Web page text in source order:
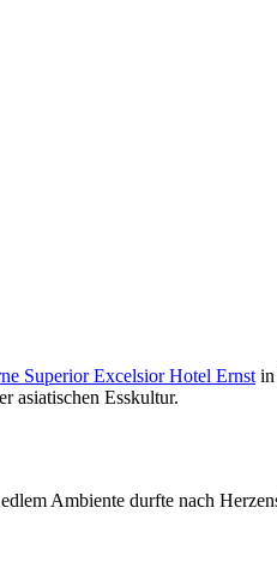
Superior Excelsior Hotel Ernst
asiatischen Esskultur.
Ambiente durfte nach